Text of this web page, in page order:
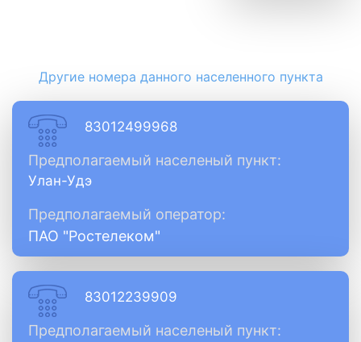
Другие номера данного населенного пункта
83012499968
Предполагаемый населеный пункт:
Улан-Удэ
Предполагаемый оператор:
ПАО "Ростелеком"
83012239909
Предполагаемый населеный пункт: